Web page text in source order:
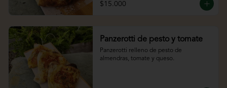
$15.000
Panzerotti de pesto y tomate
Panzerotti relleno de pesto de
almendras, tomate y queso.